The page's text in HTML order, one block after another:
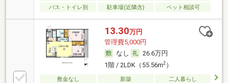
バス・トイレ別
駐車場(近隣含) ペット相談可
13.30万円
管理費5,000円
なし
26.6万円
1階 / 2LDK（55.56m2）
敷金なし 新築
二人暮らし